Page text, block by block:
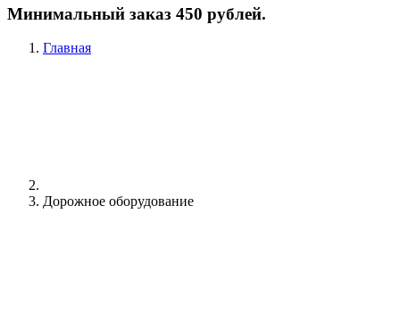
Минимальный заказ 450 рублей.
Главная
Дорожное оборудование